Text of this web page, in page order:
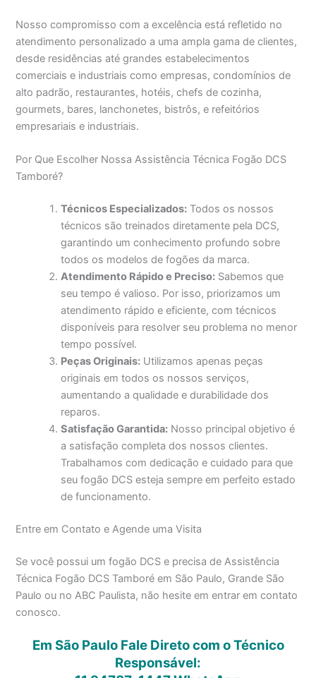
Nosso compromisso com a excelência está refletido no
atendimento personalizado a uma ampla gama de clientes,
desde residências até grandes estabelecimentos
comerciais e industriais como empresas, condomínios de
alto padrão, restaurantes, hotéis, chefs de cozinha,
gourmets, bares, lanchonetes, bistrôs, e refeitórios
empresariais e industriais.
Por Que Escolher Nossa Assistência Técnica Fogão DCS
Tamboré?
Técnicos Especializados: Todos os nossos
técnicos são treinados diretamente pela DCS,
garantindo um conhecimento profundo sobre
todos os modelos de fogões da marca.
Atendimento Rápido e Preciso: Sabemos que
seu tempo é valioso. Por isso, priorizamos um
atendimento rápido e eficiente, com técnicos
disponíveis para resolver seu problema no menor
tempo possível.
Peças Originais: Utilizamos apenas peças
originais em todos os nossos serviços,
aumentando a qualidade e durabilidade dos
reparos.
Satisfação Garantida: Nosso principal objetivo é
a satisfação completa dos nossos clientes.
Trabalhamos com dedicação e cuidado para que
seu fogão DCS esteja sempre em perfeito estado
de funcionamento.
Entre em Contato e Agende uma Visita
Se você possui um fogão DCS e precisa de Assistência
Técnica Fogão DCS Tamboré em São Paulo, Grande São
Paulo ou no ABC Paulista, não hesite em entrar em contato
conosco.
Em São Paulo Fale Direto com o Técnico
Responsável: